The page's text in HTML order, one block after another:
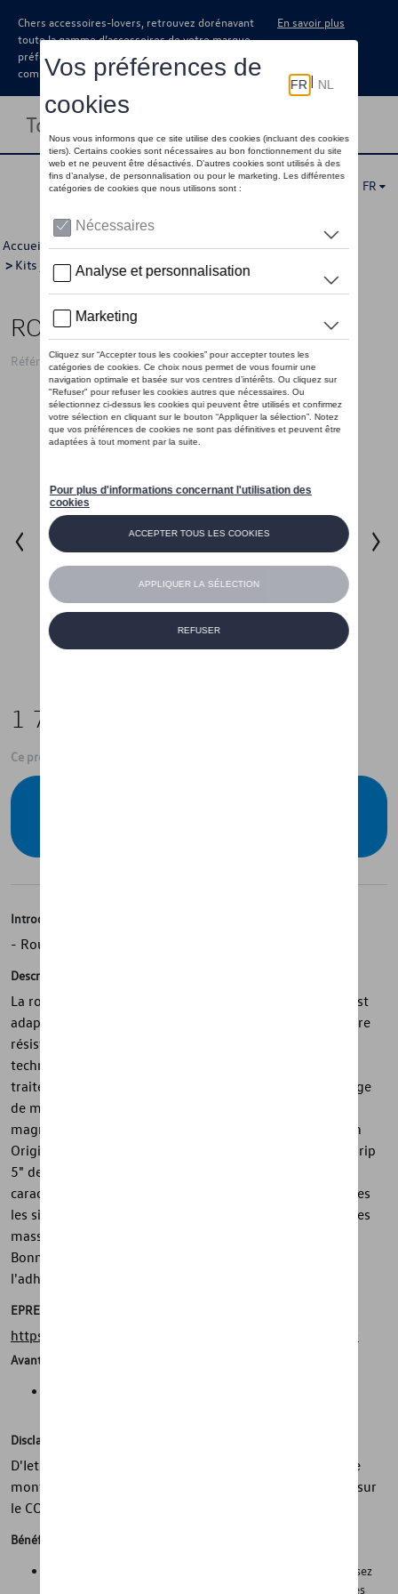
Chers accessoires-lovers, retrouvez dorénavant
toute la gamme d’accessoires de votre marque
préférée sous forme de catalogue à
commander auprès de votre concessionaire.
En savoir plus
Toggle navigation
FR
Accueil >Catalogue Volkswagen >Jantes et roues
> Kits jantes avec pneus >Kits d'hiver > Détail
ROUES HIVER 17"
Référence: 2G7WCWV77 8Z8
1 799,00 €
Ce produit n'est actuellement pas de stock
Introduction
- Roue hiver complète « Gavia » d'origine Volkswagen
Description
La roue hiver complète Volkswagen d'origine « Gavia » est
adaptée au design Volkswagen et convainc par sa peinture
résistante à l'usure conforme aux normes élevées. La
technologie de coulée élaborée et la haute qualité de
traitement de la jante en alliage léger ainsi que le mélange
de matériaux de haute qualité de la jante en aluminium,
magnésium et silicium constituent la qualité Volkswagen
Original. Le pneu haute performance Semperit "Speed-Grip
5" de taille 205/55 R17 95V XL se caractérise par ses
caractéristiques de conduite et son adhérence dans toutes
les situations de conduite. Le montage s'effectue avec des
masses d'équilibrage écologiques et sans plomb en zinc.
Bonne classe d'étiquetage des pneus de l'UE pour
l'adhérence sur sol mouillé.
EPREL
https://eprel.ec.europa.eu/screen/product/tyres/492870
Avantages
Disclaimer
D'Ieteren Automotive ne peut être tenu responsable si le
montage sur le véhicule diffère du montage mentionné sur
le COC
Bénéfices
Sécurité sur la route dans des conditions hivernales. Réduisez
considérablement les temps de changement entre les roues